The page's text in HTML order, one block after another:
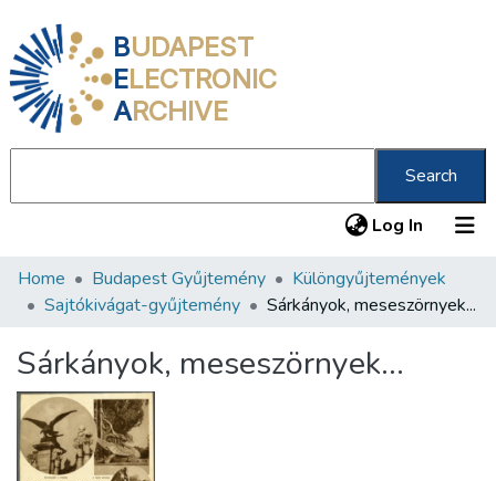
BUDAPEST
ELECTRONIC
ARCHIVE
Search
Log In (current)
Communities & Collections
Statistics
About us
Home Budapest Gyűjtemény
Különgyűjtemények
Sajtókivágat-gyűjtemény
Sárkányok, meseszörnyek...
Sárkányok, meseszörnyek...